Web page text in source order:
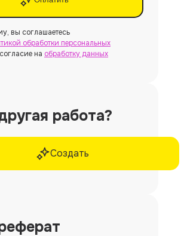
вы соглашаетесь
обработки персональных
на обработку данных
работа?
Создать